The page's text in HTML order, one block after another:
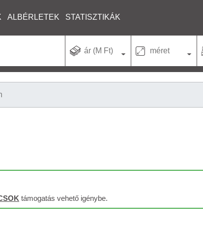
ALBÉRLETEK STATISZTIKÁK
ár (M Ft) méret
támogatás vehető igénybe.